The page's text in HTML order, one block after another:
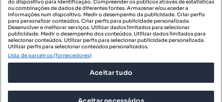
SIGA-NOS:
DESCARREGAR NA:
do dispositivo para identificação. Compreender os públicos através de estatísticas
ou combinações de dados de diferentes fontes. Armazenar e/ou aceder a
informações num dispositivo. Medir o desempenho da publicidade. Criar perfis
para personalizar conteúdos. Criar perfis para publicidade personalizada.
Desenvolver e melhorar serviços. Utilizar dados limitados para selecionar
publicidade. Medir o desempenho dos conteúdos. Utilizar dados limitados para
selecionar conteúdos. Utilizar perfis para selecionar publicidade personalizada.
Utilizar perfis para selecionar conteúdos personalizados.
Lista de parceiros (fornecedores)
Aceitar tudo